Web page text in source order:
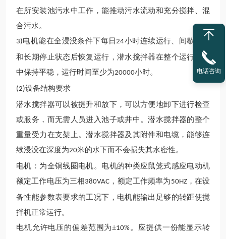
在所安装池污水中工作 ，能推动污水流动和充分搅拌、混
合污水。
3)电机能在全浸没条件下每日 24小时连续运行、间歇运行
和长期停止状态后恢复运行 ， 潜水搅拌器在整个运行过程
中保持平稳 ， 运行时间至少为20000小时。
(2)设备结构要求
潜水搅拌器可以被提升和放下，可以方便地卸下进行检查
或服务，而无需人员进入池子或井中。潜水搅拌器的整个
重量受力在支架上。潜水搅拌器及其附件和电缆，能够连
续浸没在深度为20米的水下而不会损失其水密性。
电机 ：为全铜线圈电机。 电机的种类应鼠笼式感应电动机
额定工作电压为三相 380VAC ，额定工作频率为 50HZ，在设
备性能参数表要求的工况下，电机能输出足够的转距使搅
拌机正常运行。
电机允许电压的偏差范围为±10% 。应提供一份能显示转
电话咨询